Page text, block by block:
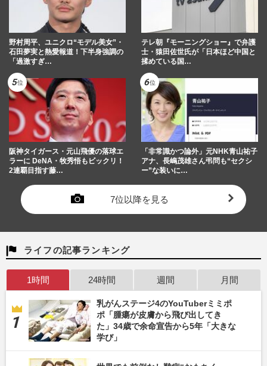
野村周平、ユニクロ“モデル美女”・
石田夢実と熱愛報道！下半身強調の
「過激すぎ…
テレ朝『モーニングショー』で弁護
士・猿田佐世氏が「日本ほど中国と
揉めている国…
阪神タイガース・元山飛優の落球エ
ラーに DeNA・牧秀悟もビックリ！
2連覇目指す藤…
「非常識かつ論外」元NHK青山祐子
アナ、長嶋茂雄さん弔問も“セクシ
ー”な装いに…
7位以降を見る
ライフの記事ランキング
1時間 24時間 週間 月間
乳がんステージ4のYouTuberミミポ
ポ「腫瘍が皮膚から飛び出してき
た」34歳で余命宣告から5年「大きな
学び」